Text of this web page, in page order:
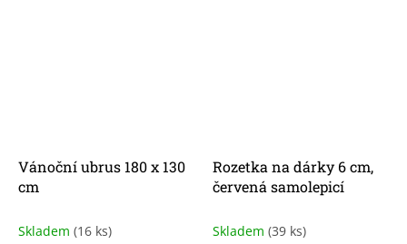
Vánoční ubrus 180 x 130
cm
Skladem (16 ks)
Rozetka na dárky 6 cm,
červená samolepicí
Skladem (39 ks)